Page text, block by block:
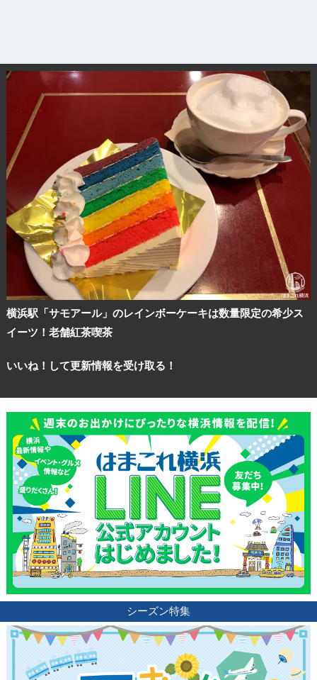
横浜駅「サモアール」のレインボーケーキは数量限定の希少ス
イーツ！老舗紅茶喫茶
いいね！して更新情報を受け取る！
シーズン特集
観光ガイド
ランキング
ブログ記事